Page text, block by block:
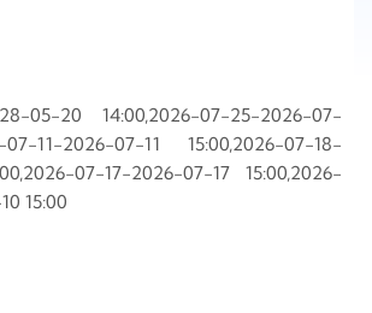
05-20 14:00,2026-07-25-2026-07-
11-2026-07-11 15:00,2026-07-18-
07-17-2026-07-17 15:00,2026-
15:00